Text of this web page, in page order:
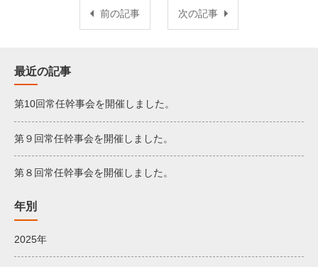
前の記事 次の記事
最近の記事
第10回常任幹事会を開催しました。
第９回常任幹事会を開催しました。
第８回常任幹事会を開催しました。
年別
2025年